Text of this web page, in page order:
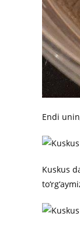
Endi
Kuskus